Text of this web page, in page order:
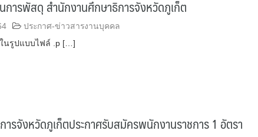
ารพัสดุ สำนักงานศึกษาธิการจังหวัดภูเก็ต
ประกาศ-ข่าวสารงานบุคคล
นรูปแบบไฟล์ .p […]
รจังหวัดภูเก็ตประกาศรับสมัครพนักงานราชการ 1 อัตรา